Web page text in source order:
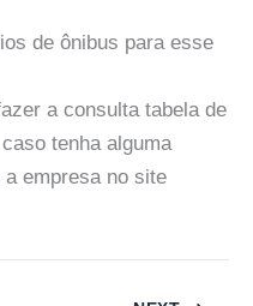
de ônibus para esse
a consulta tabela de
tenha alguma
empresa no site